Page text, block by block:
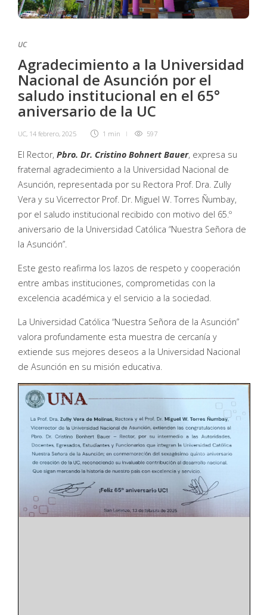
UC
Agradecimiento a la Universidad
Nacional de Asunción por el
saludo institucional en el 65°
aniversario de la UC
UC, 14 febrero, 2025 1 min 597
El Rector, Pbro. Dr. Cristino Bohnert Bauer, expresa su
fraternal agradecimiento a la Universidad Nacional de
Asunción, representada por su Rectora Prof. Dra. Zully
Vera y su Vicerrector Prof. Dr. Miguel W. Torres Ñumbay,
por el saludo institucional recibido con motivo del 65.º
aniversario de la Universidad Católica “Nuestra Señora de
la Asunción”.
Este gesto reafirma los lazos de respeto y cooperación
entre ambas instituciones, comprometidas con la
excelencia académica y el servicio a la sociedad.
La Universidad Católica “Nuestra Señora de la Asunción”
valora profundamente esta muestra de cercanía y
extiende sus mejores deseos a la Universidad Nacional
de Asunción en su misión educativa.